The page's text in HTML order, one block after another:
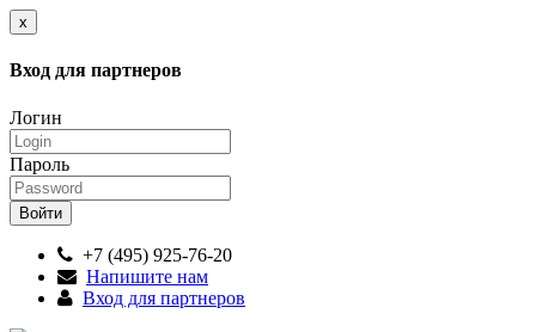
x
Вход для партнеров
Логин
Пароль
+7 (495) 925-76-20
Напишите нам
Вход для партнеров